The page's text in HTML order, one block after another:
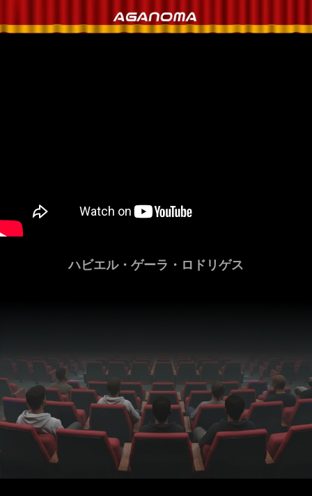
ハビエル・ゲーラ・ロドリゲス